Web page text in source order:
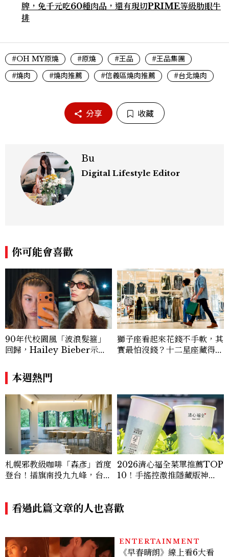
牌，免千元吃60種肉品，還有現切PRIME等級肋眼牛
排
#OH MY原燒 #原燒 #王品
#王品集團
#燒肉
#燒肉推薦 #信義區燒肉推薦 #台北燒肉
分享 收藏
Bu
Digital Lifestyle Editor
你可能會喜歡
90年代校園風「波浪髮箍」
回歸，Hailey Bieber示範
u髮箍未開賣先爆紅！
獅子座看起來花錢不手軟，其
實最怕沒錢？十二星座藏得最
本週熱門
札幌邪教級咖啡「森彥」首度
登台！插旗南投九九峰，台灣
2026清心福全菜單推薦TOP
10！手搖控激推隱藏版神
看過此篇文章的人也喜歡
ENTERTAINMENT
《早春晴朗》線上看6大看